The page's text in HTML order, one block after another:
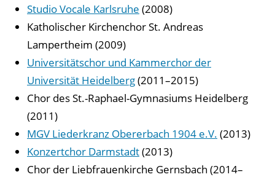
Studio Vocale Karlsruhe (2008)
Katholischer Kirchenchor St. Andreas
Lampertheim (2009)
Universitätschor und Kammerchor der
Universität Heidelberg(2011–2015)
Chor des St.-Raphael-Gymnasiums Heidelberg
(2011)
MGV Liederkranz Obererbach 1904 e.V. (2013)
Konzertchor Darmstadt(2013)
Chor der Liebfrauenkirche Gernsbach (2014–